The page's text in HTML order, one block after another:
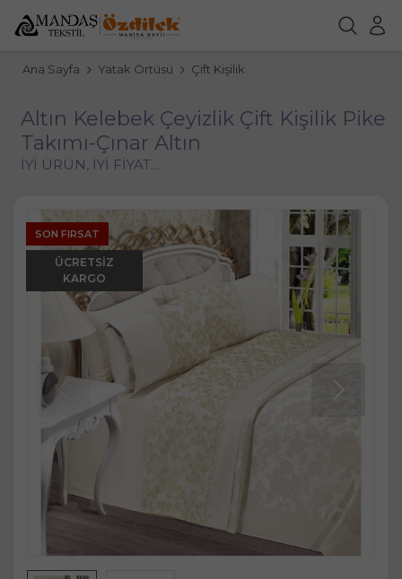
Ana Sayfa Yatak Örtüsü Çift Kişilik
Altın Kelebek Çeyizlik Çift Kişilik Pike
Takımı-Çınar Altın
İYİ ÜRÜN, İYİ FİYAT...
SON FIRSAT
ÜCRETSIZ
KARGO